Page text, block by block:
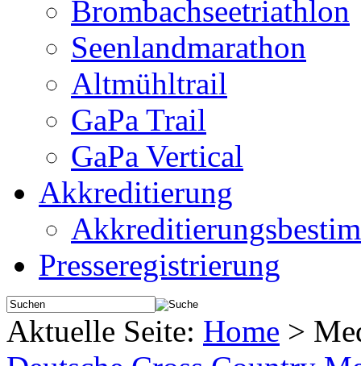
Brombachseetriathlon
Seenlandmarathon
Altmühltrail
GaPa Trail
GaPa Vertical
Akkreditierung
Presseregistrierung
Aktuelle Seite: Home >